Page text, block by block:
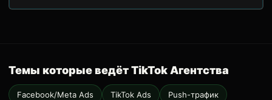
Темы которые ведёт TikTok Агентства
Facebook/Meta Ads TikTok Ads Push-трафик